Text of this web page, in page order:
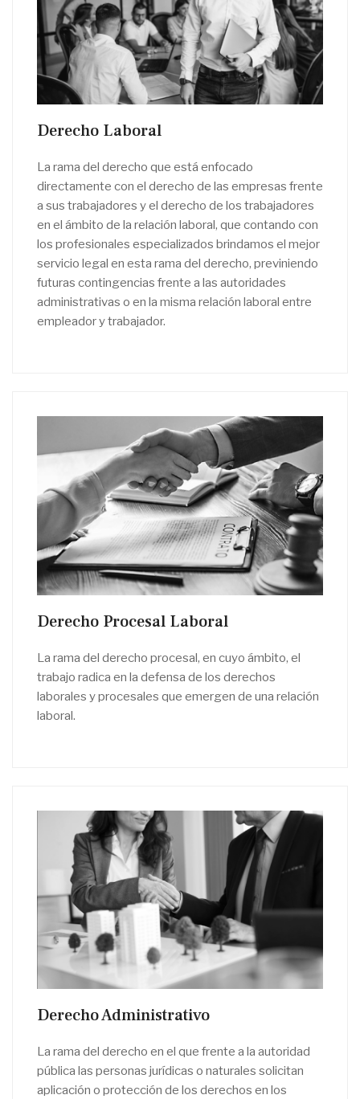
Derecho Laboral
La rama del derecho que está enfocado
directamente con el derecho de las empresas frente
a sus trabajadores y el derecho de los trabajadores
en el ámbito de la relación laboral, que contando con
los profesionales especializados brindamos el mejor
servicio legal en esta rama del derecho, previniendo
futuras contingencias frente a las autoridades
administrativas o en la misma relación laboral entre
empleador y trabajador.
Derecho Procesal Laboral
La rama del derecho procesal, en cuyo ámbito, el
trabajo radica en la defensa de los derechos
laborales y procesales que emergen de una relación
laboral.
Derecho Administrativo
La rama del derecho en el que frente a la autoridad
pública las personas jurídicas o naturales solicitan
aplicación o protección de los derechos en los